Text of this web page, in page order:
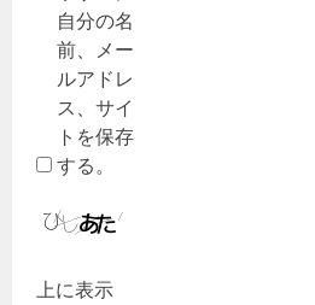
自分の名
前、メー
ルアドレ
ス、サイ
トを保存
する。
上に表示